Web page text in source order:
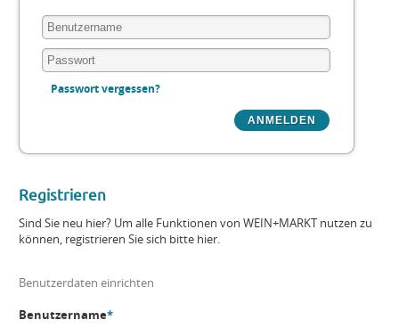
Passwort vergessen?
Registrieren
Sind Sie neu hier? Um alle Funktionen von WEIN+MARKT nutzen zu
können, registrieren Sie sich bitte hier.
Benutzerdaten einrichten
Benutzername*